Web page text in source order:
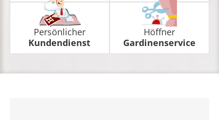
Persönlicher
Kundendienst
Höffner
Gardinenservice